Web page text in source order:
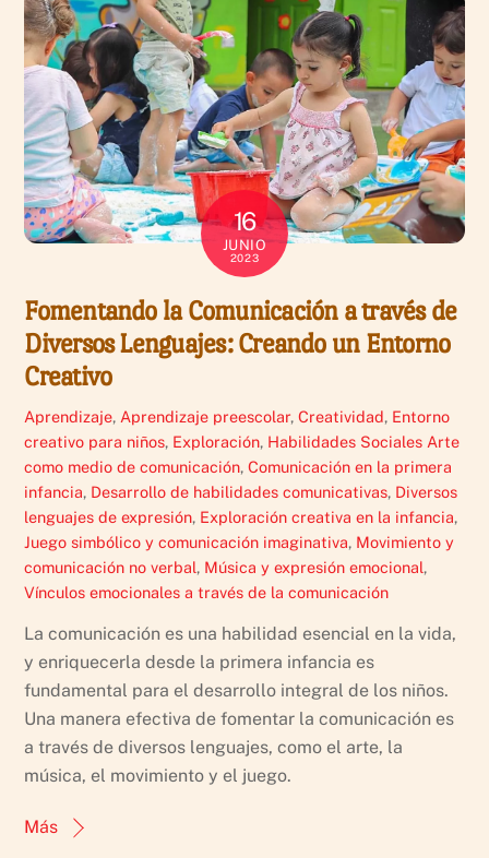
16
JUNIO
2023
Fomentando la Comunicación a través de
Diversos Lenguajes: Creando un Entorno
Creativo
Aprendizaje, Aprendizaje preescolar,Creatividad, Entorno
creativo para niños, Exploración, Habilidades Sociales Arte
como medio de comunicación,Comunicación en la primera
infancia, Desarrollo de habilidades comunicativas, Diversos
lenguajes de expresión, Exploración creativa en la infancia,
Juego simbólico y comunicación imaginativa, Movimiento y
comunicación no verbal, Música y expresión emocional,
Vínculos emocionales a través de la comunicación
La comunicación es una habilidad esencial en la vida,
y enriquecerla desde la primera infancia es
fundamental para el desarrollo integral de los niños.
Una manera efectiva de fomentar la comunicación es
a través de diversos lenguajes, como el arte, la
música, el movimiento y el juego.
Más